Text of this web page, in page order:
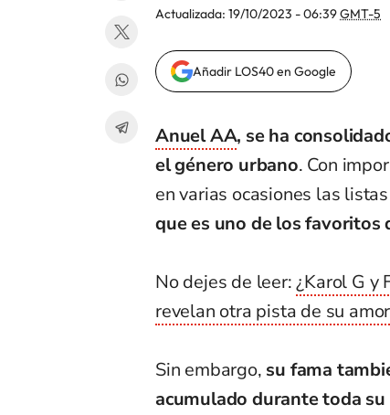
Actualizada: 19/10/2023 - 06:39GMT-5
Añadir LOS40 en Google
Anuel AA, se ha
el género urbano. Con
en varias ocasiones las
que es uno de los favoritos
No dejes de leer:¿Karol G y
revelan otra pista de su amor
Sin embargo, su fama
acumulado durante toda